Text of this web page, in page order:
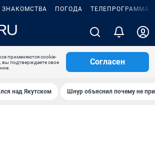
ЗНАКОМСТВА ПОГОДА ТЕЛЕПРОГРАММА
применяются cookie-
вы подтверждаете свое
Согласен
над Якутском Шнур объяснил почему не